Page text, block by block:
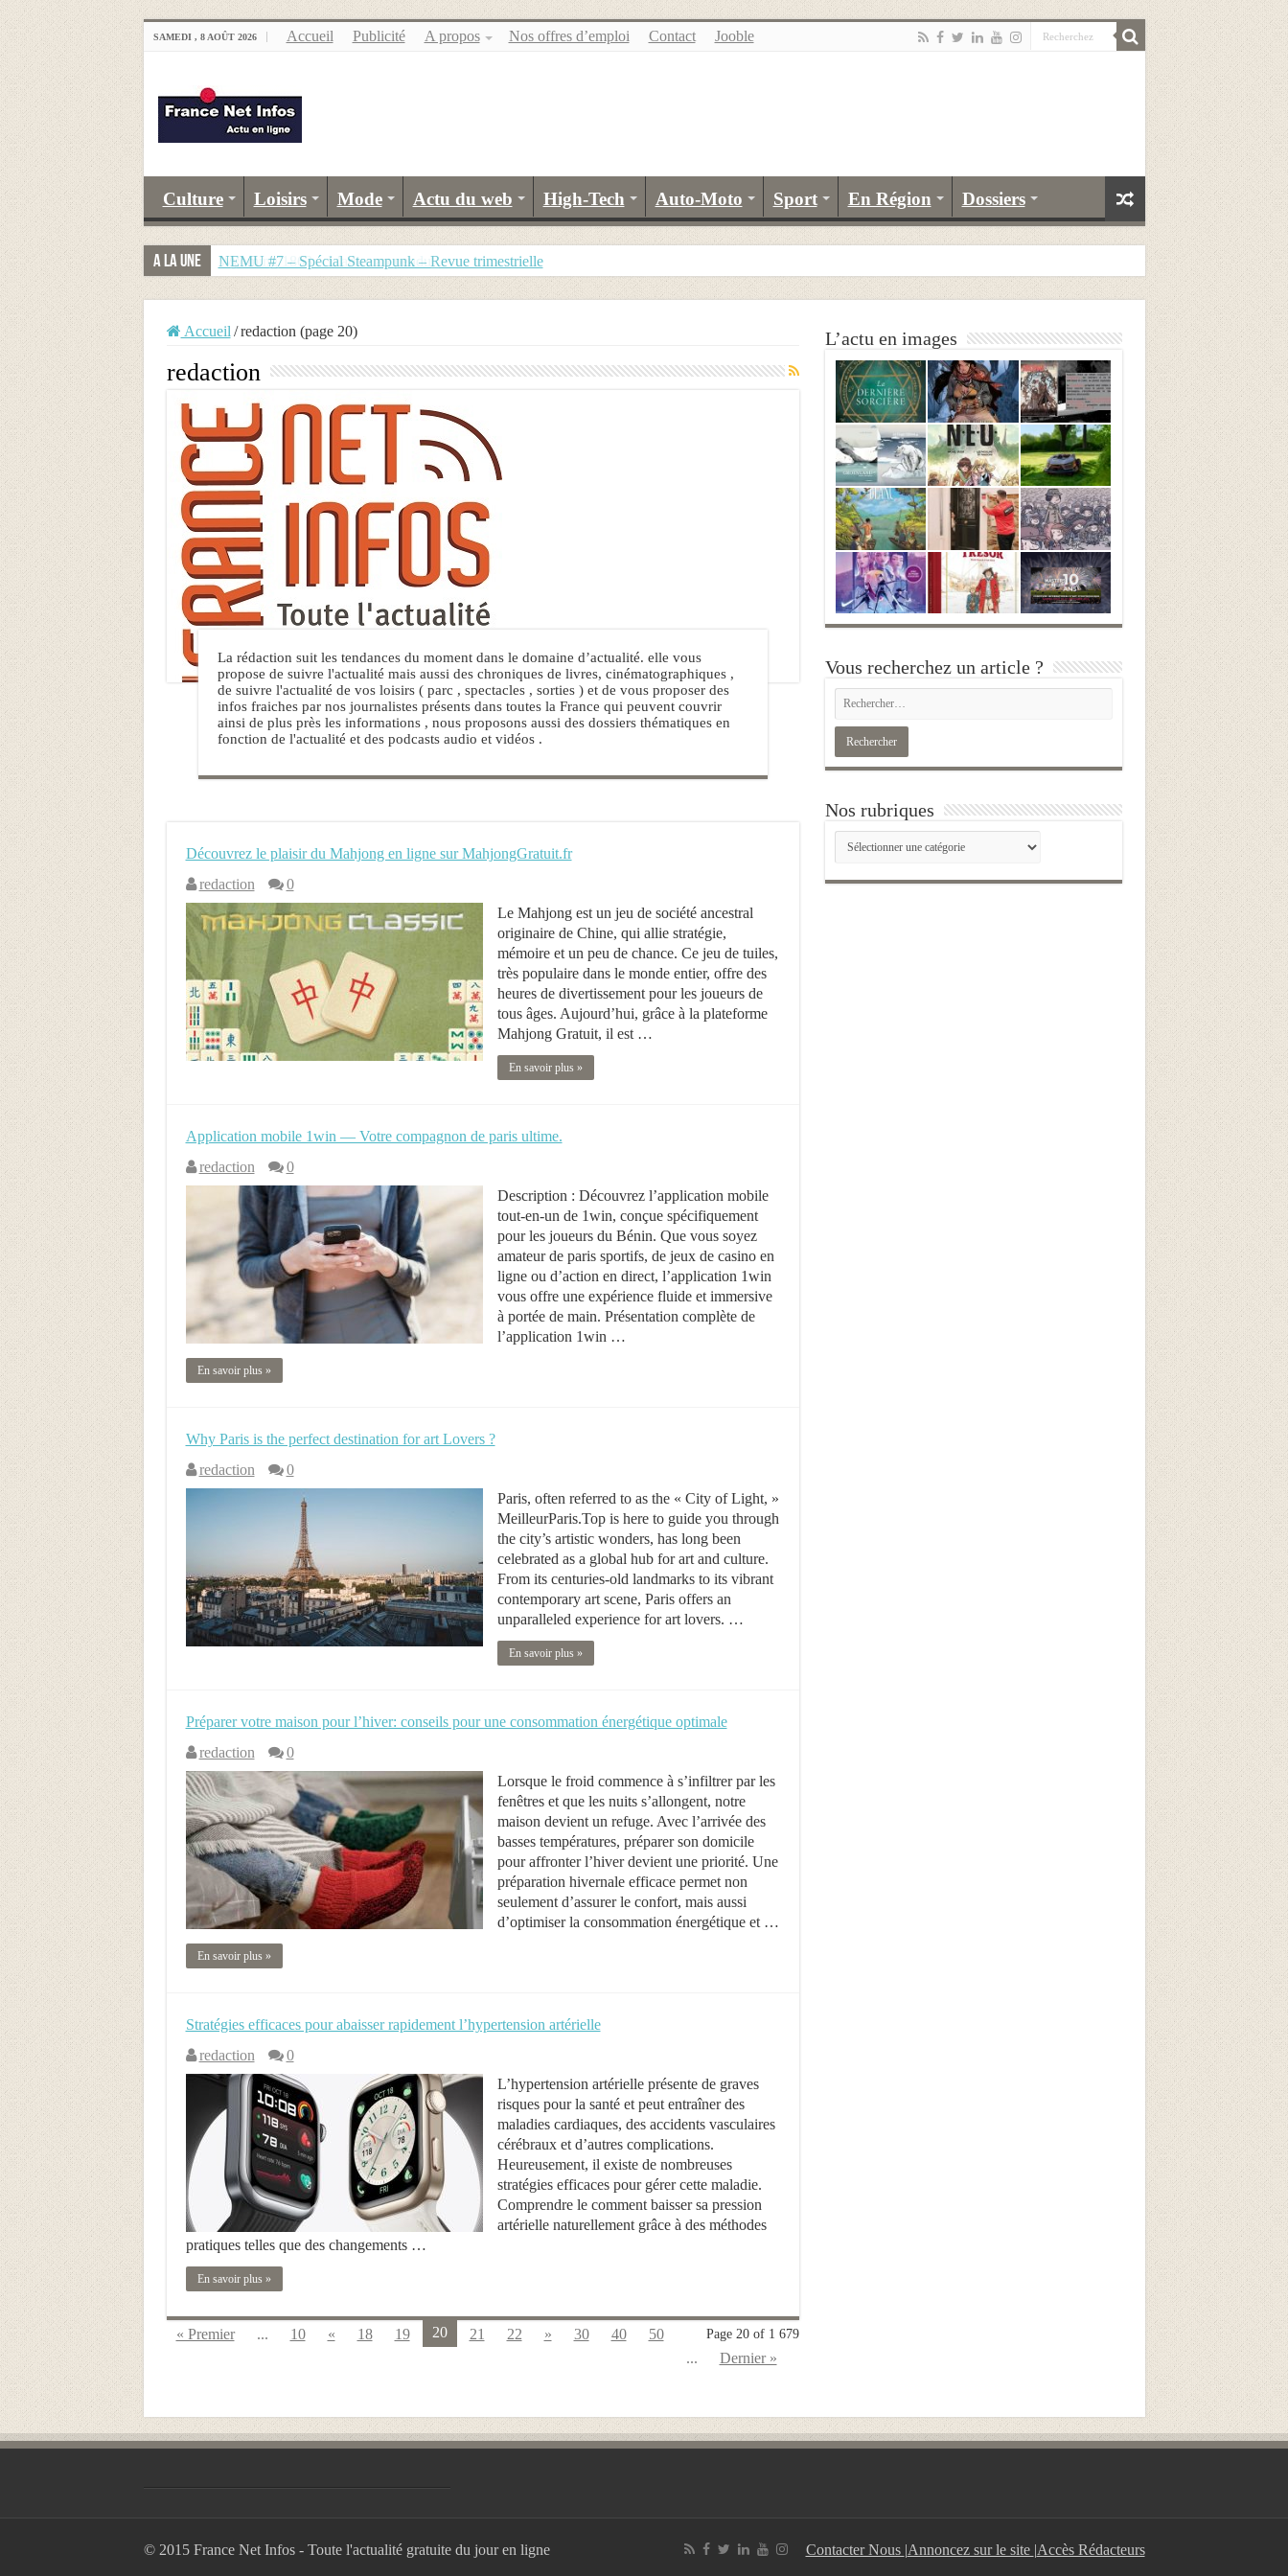
SAMEDI , 8 AOÛT 2026 Accueil Publicité A propos Nos offres d’emploi Contact Jooble
Culture Loisirs Mode Actu du web High-Tech Auto-Moto Sport En Région Dossiers
A la Une NEMU #7 – Spécial Steampunk – Revue trimestrielle
Accueil / redaction (page 20)
redaction
La rédaction suit les tendances du moment dans le domaine d’actualité. elle vous
propose de suivre l'actualité mais aussi des chroniques de livres, cinématographiques ,
de suivre l'actualité de vos loisirs ( parc , spectacles , sorties ) et de vous proposer des
infos fraiches par nos journalistes présents dans toutes la France qui peuvent couvrir
ainsi de plus près les informations , nous proposons aussi des dossiers thématiques en
fonction de l'actualité et des podcasts audio et vidéos .
Découvrez le plaisir du Mahjong en ligne sur MahjongGratuit.fr
redaction
0
Le Mahjong est un jeu de société ancestral
originaire de Chine, qui allie stratégie,
mémoire et un peu de chance. Ce jeu de tuiles,
très populaire dans le monde entier, offre des
heures de divertissement pour les joueurs de
tous âges. Aujourd’hui, grâce à la plateforme
Mahjong Gratuit, il est …
En savoir plus »
Application mobile 1win — Votre compagnon de paris ultime.
redaction
0
Description : Découvrez l’application mobile
tout-en-un de 1win, conçue spécifiquement
pour les joueurs du Bénin. Que vous soyez
amateur de paris sportifs, de jeux de casino en
ligne ou d’action en direct, l’application 1win
vous offre une expérience fluide et immersive
à portée de main. Présentation complète de
l’application 1win …
En savoir plus »
Why Paris is the perfect destination for art Lovers ?
redaction
0
Paris, often referred to as the « City of Light, »
MeilleurParis.Top is here to guide you through
the city’s artistic wonders, has long been
celebrated as a global hub for art and culture.
From its centuries-old landmarks to its vibrant
contemporary art scene, Paris offers an
unparalleled experience for art lovers. …
En savoir plus »
Préparer votre maison pour l’hiver: conseils pour une consommation énergétique optimale
redaction
0
Lorsque le froid commence à s’infiltrer par les
fenêtres et que les nuits s’allongent, notre
maison devient un refuge. Avec l’arrivée des
basses températures, préparer son domicile
pour affronter l’hiver devient une priorité. Une
préparation hivernale efficace permet non
seulement d’assurer le confort, mais aussi
d’optimiser la consommation énergétique et …
En savoir plus »
Stratégies efficaces pour abaisser rapidement l’hypertension artérielle
redaction
0
L’hypertension artérielle présente de graves
risques pour la santé et peut entraîner des
maladies cardiaques, des accidents vasculaires
cérébraux et d’autres complications.
Heureusement, il existe de nombreuses
stratégies efficaces pour gérer cette maladie.
Comprendre le comment baisser sa pression
artérielle naturellement grâce à des méthodes
pratiques telles que des changements …
En savoir plus »
Page 20 of 1 679
« Premier ... 10 « 18 19 20 21 22 » 30 40
50
...
Dernier »
L’actu en images
Vous recherchez un article ?
Nos rubriques
Nos
rubriques
Contacter Nous |Annoncez sur le site |Accès Rédacteurs
© 2015 France Net Infos - Toute l'actualité gratuite du jour en ligne